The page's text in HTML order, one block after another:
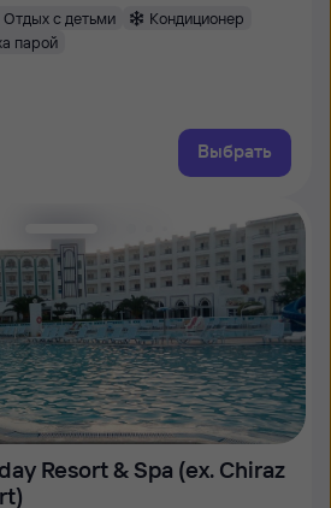
Отдых с детьми
Кондиционер
парой
Выбрать
Resort & Spa (ex. Chiraz